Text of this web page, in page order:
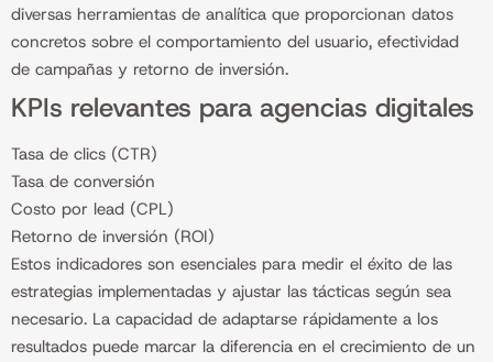
diversas herramientas de analítica que proporcionan datos
concretos sobre el comportamiento del usuario, efectividad
de campañas y retorno de inversión.
KPIs relevantes para agencias digitales
Tasa de clics (CTR)
Tasa de conversión
Costo por lead (CPL)
Retorno de inversión (ROI)
Estos indicadores son esenciales para medir el éxito de las
estrategias implementadas y ajustar las tácticas según sea
necesario. La capacidad de adaptarse rápidamente a los
resultados puede marcar la diferencia en el crecimiento de un